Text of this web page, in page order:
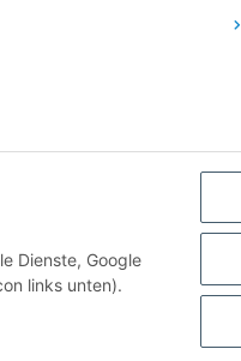
Dienste, Google
links unten).